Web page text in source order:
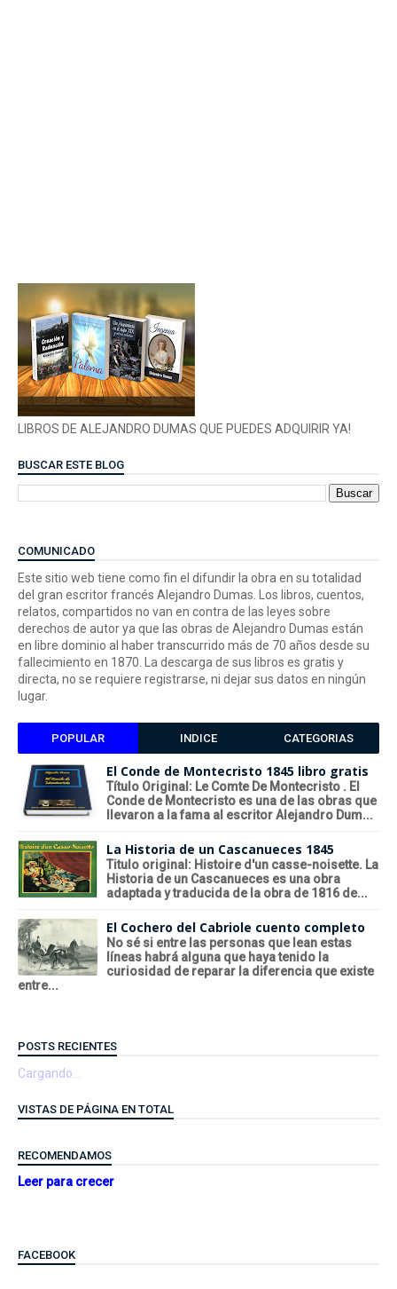
LIBROS DE ALEJANDRO DUMAS QUE PUEDES ADQUIRIR YA!
BUSCAR ESTE BLOG
COMUNICADO
Este sitio web tiene como fin el difundir la obra en su totalidad
del gran escritor francés Alejandro Dumas. Los libros, cuentos,
relatos, compartidos no van en contra de las leyes sobre
derechos de autor ya que las obras de Alejandro Dumas están
en libre dominio al haber transcurrido más de 70 años desde su
fallecimiento en 1870. La descarga de sus libros es gratis y
directa, no se requiere registrarse, ni dejar sus datos en ningún
lugar.
POPULAR INDICE CATEGORIAS
El Conde de Montecristo 1845 libro gratis
Título Original: Le Comte De Montecristo . El
Conde de Montecristo es una de las obras que
llevaron a la fama al escritor Alejandro Dum...
La Historia de un Cascanueces 1845
Titulo original: Histoire d'un casse-noisette. La
Historia de un Cascanueces es una obra
adaptada y traducida de la obra de 1816 de...
El Cochero del Cabriole cuento completo
No sé si entre las personas que lean estas
líneas habrá alguna que haya tenido la
curiosidad de reparar la diferencia que existe
entre...
POSTS RECIENTES
Cargando...
VISTAS DE PÁGINA EN TOTAL
RECOMENDAMOS
Leer para crecer
FACEBOOK